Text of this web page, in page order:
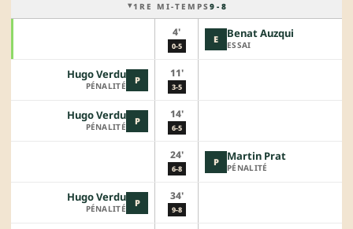
1RE MI-TEMPS 9 - 8
4'
0-5
E Benat Auzqui
ESSAI
P
Hugo Verdu
PÉNALITÉ
11'
3-5
P
Hugo Verdu
PÉNALITÉ
14'
6-5
24'
6-8
P Martin Prat
PÉNALITÉ
P
Hugo Verdu
PÉNALITÉ
34'
9-8